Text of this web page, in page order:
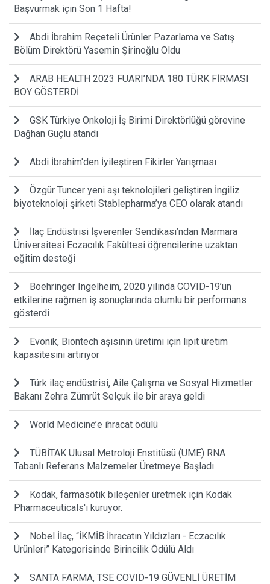
Başvurmak için Son 1 Hafta!
Abdi İbrahim Reçeteli Ürünler Pazarlama ve Satış
Bölüm Direktörü Yasemin Şirinoğlu Oldu
ARAB HEALTH 2023 FUARI’NDA 180 TÜRK FİRMASI
BOY GÖSTERDİ
GSK Türkiye Onkoloji İş Birimi Direktörlüğü görevine
Dağhan Güçlü atandı
Abdi İbrahim'den İyileştiren Fikirler Yarışması
Özgür Tuncer yeni aşı teknolojileri geliştiren İngiliz
biyoteknoloji şirketi Stablepharma’ya CEO olarak atandı
İlaç Endüstrisi İşverenler Sendikası’ndan Marmara
Üniversitesi Eczacılık Fakültesi öğrencilerine uzaktan
eğitim desteği
Boehringer Ingelheim, 2020 yılında COVID-19’un
etkilerine rağmen iş sonuçlarında olumlu bir performans
gösterdi
Evonik, Biontech aşısının üretimi için lipit üretim
kapasitesini artırıyor
Türk ilaç endüstrisi, Aile Çalışma ve Sosyal Hizmetler
Bakanı Zehra Zümrüt Selçuk ile bir araya geldi
World Medicine’e ihracat ödülü
TÜBİTAK Ulusal Metroloji Enstitüsü (UME) RNA
Tabanlı Referans Malzemeler Üretmeye Başladı
Kodak, farmasötik bileşenler üretmek için Kodak
Pharmaceuticals'ı kuruyor.
Nobel İlaç, “İKMİB İhracatın Yıldızları - Eczacılık
Ürünleri” Kategorisinde Birincilik Ödülü Aldı
SANTA FARMA, TSE COVID-19 GÜVENLİ ÜRETİM